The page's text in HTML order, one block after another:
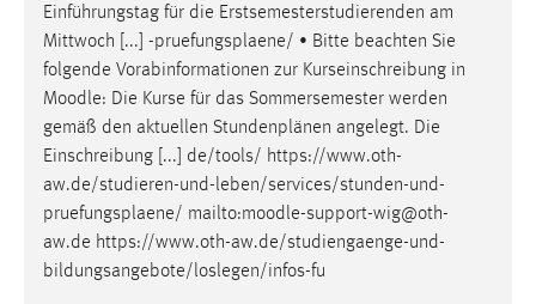
Einführungstag für die Erstsemesterstudierenden am
Mittwoch [...] -pruefungsplaene/ • Bitte beachten Sie
folgende Vorabinformationen zur Kurseinschreibung in
Moodle: Die Kurse für das Sommersemester werden
gemäß den aktuellen Stundenplänen angelegt. Die
Einschreibung [...] de/tools/ https://www.oth-
aw.de/studieren-und-leben/services/stunden-und-
pruefungsplaene/ mailto:moodle-support-wig@oth-
aw.de https://www.oth-aw.de/studiengaenge-und-
bildungsangebote/loslegen/infos-fu